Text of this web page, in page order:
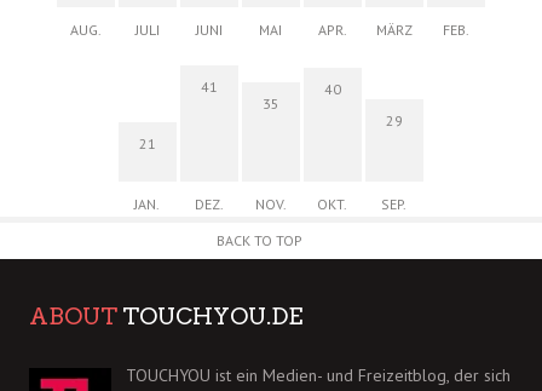
AUG. JULI JUNI MAI APR. MÄRZ FEB.
21
JAN.
41
DEZ.
35
NOV.
40
OKT.
29
SEP.
BACK TO TOP
ABOUT TOUCHYOU.DE
TOUCHYOU ist ein Medien- und Freizeitblog, der sich